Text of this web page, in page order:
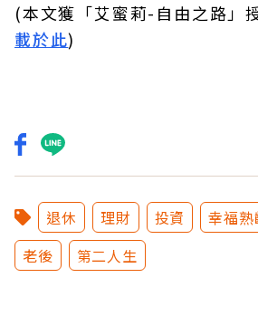
(本文獲「艾蜜莉-自由之路」
載於此)
退休 理財 投資 幸福熟
老後
第二人生